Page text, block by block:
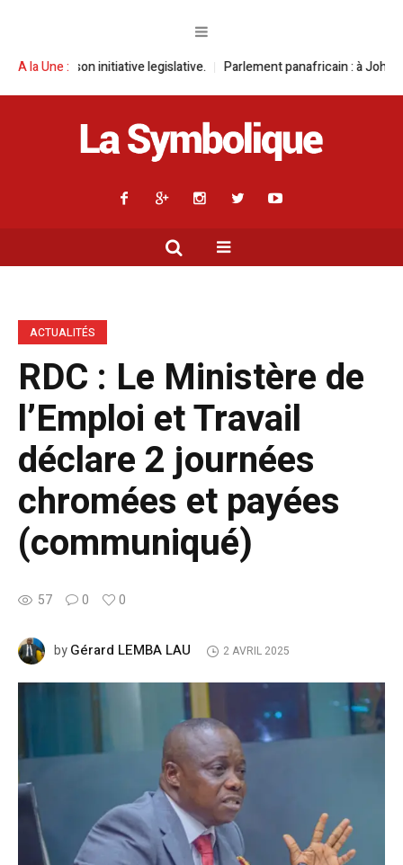
A la Une :
initiative legislative. Parlement panafricain : à Johannesburg,
ACTUALITÉS
RDC : Le Ministère de
l’Emploi et Travail
déclare 2 journées
chromées et payées
(communiqué)
57 0 0
byGérard LEMBA LAU 2 AVRIL 2025